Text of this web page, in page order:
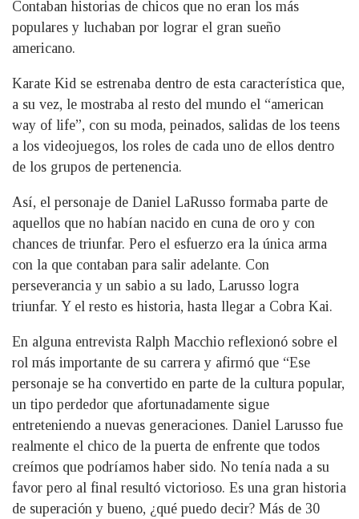
Contaban historias de chicos que no eran los más
populares y luchaban por lograr el gran sueño
americano.
Karate Kid se estrenaba dentro de esta característica que,
a su vez, le mostraba al resto del mundo el “american
way of life”, con su moda, peinados, salidas de los teens
a los videojuegos, los roles de cada uno de ellos dentro
de los grupos de pertenencia.
Así, el personaje de Daniel LaRusso formaba parte de
aquellos que no habían nacido en cuna de oro y con
chances de triunfar. Pero el esfuerzo era la única arma
con la que contaban para salir adelante. Con
perseverancia y un sabio a su lado, Larusso logra
triunfar. Y el resto es historia, hasta llegar a Cobra Kai.
En alguna entrevista Ralph Macchio reflexionó sobre el
rol más importante de su carrera y afirmó que “Ese
personaje se ha convertido en parte de la cultura popular,
un tipo perdedor que afortunadamente sigue
entreteniendo a nuevas generaciones. Daniel Larusso fue
realmente el chico de la puerta de enfrente que todos
creímos que podríamos haber sido. No tenía nada a su
favor pero al final resultó victorioso. Es una gran historia
de superación y bueno, ¿qué puedo decir? Más de 30